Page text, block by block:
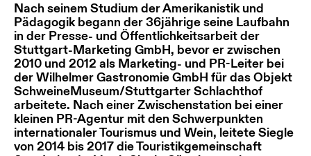
Nach seinem Studium der Amerikanistik und
Pädagogik begann der 36jährige seine Laufbahn
in der Presse- und Öffentlichkeitsarbeit der
Stuttgart-Marketing GmbH, bevor er zwischen
2010 und 2012 als Marketing- und PR-Leiter bei
der Wilhelmer Gastronomie GmbH für das Objekt
SchweineMuseum/Stuttgarter Schlachthof
arbeitete. Nach einer Zwischenstation bei einer
kleinen PR-Agentur mit den Schwerpunkten
internationaler Tourismus und Wein, leitete Siegle
von 2014 bis 2017 die Touristikgemeinschaft